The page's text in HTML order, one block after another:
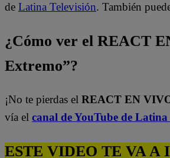
de Latina Televisión. También
¿Cómo ver el REACT
Extremo”?
¡No te pierdas el REACT EN
vía el canal de YouTube de
ESTE VIDEO TE VA A